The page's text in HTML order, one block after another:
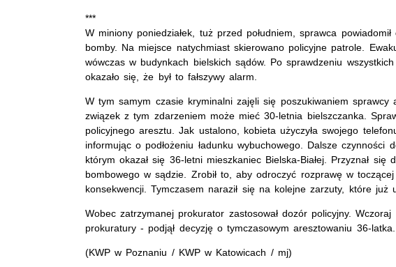
***
W miniony poniedziałek, tuż przed południem, sprawca
bomby. Na miejsce natychmiast skierowano policyjne patrole.
wówczas w budynkach bielskich sądów. Po sprawdzeniu
okazało się, że był to fałszywy alarm.
W tym samym czasie kryminalni zajęli się poszukiwaniem
związek z tym zdarzeniem może mieć 30-letnia bielszczanka.
policyjnego aresztu. Jak ustalono, kobieta użyczyła swojego
informując o podłożeniu ładunku wybuchowego. Dalsze czynności
którym okazał się 36-letni mieszkaniec Bielska-Białej. Przyznał się
bombowego w sądzie. Zrobił to, aby odroczyć rozprawę w
konsekwencji. Tymczasem naraził się na kolejne zarzuty, które już
Wobec zatrzymanej prokurator zastosował dozór policyjny.
prokuratury - podjął decyzję o tymczasowym aresztowaniu 36-latka.
(KWP w Poznaniu / KWP w Katowicach / mj)